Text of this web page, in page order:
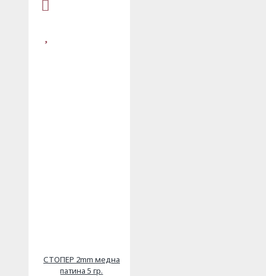
СТОПЕР 2mm медна
патина 5 гр.